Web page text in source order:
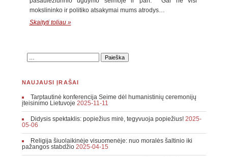
mokslininko ir politiko atsakymai mums atrodys…
Skaityti toliau »
NAUJAUSI ĮRAŠAI
Tarptautinė konferencija Seime dėl humanistinių ceremonijų
įteisinimo Lietuvoje 2025-11-11
Didysis spektaklis: popiežius mirė, tegyvuoja popiežius! 2025-
05-06
Religija šiuolaikinėje visuomenėje: nuo moralės šaltinio iki
pažangos stabdžio 2025-04-15